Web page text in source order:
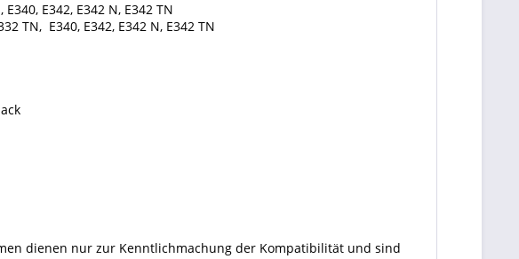
E342, E342 N, E342 TN
TN, E340, E342, E342 N, E342 TN
dienen nur zur Kenntlichmachung der Kompatibilität und sind